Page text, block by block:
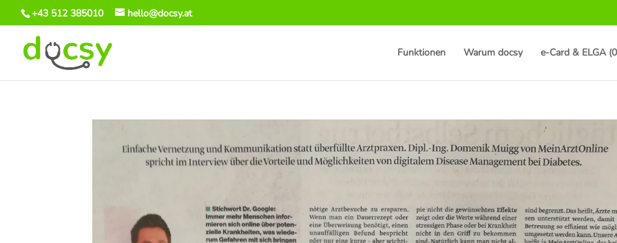
+43 512 385010 hello@docsy.at
Funktionen Warum docsy e-Card & ELGA